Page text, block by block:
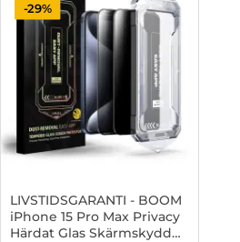
-29%
LIVSTIDSGARANTI - BOOM
iPhone 15 Pro Max Privacy
Härdat Glas Skärmskydd